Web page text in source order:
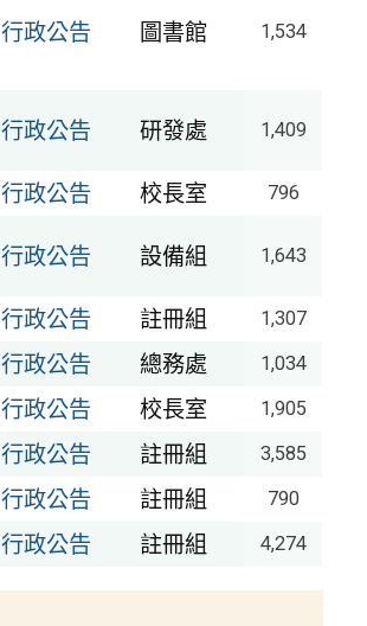
行政公告 圖書館 1,534
行政公告 研發處 1,409
行政公告 校長室 796
行政公告 設備組 1,643
行政公告 註冊組 1,307
行政公告 總務處 1,034
行政公告 校長室 1,905
行政公告 註冊組 3,585
行政公告 註冊組 790
行政公告 註冊組 4,274